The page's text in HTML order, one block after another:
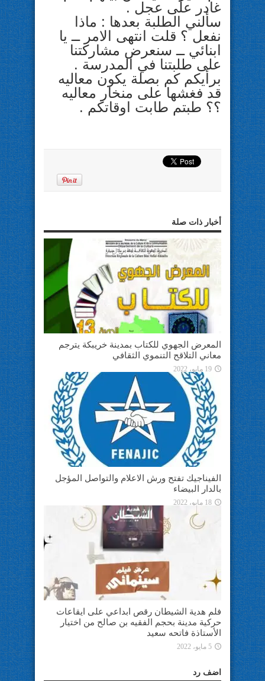
غادر على عجل .
سألني الطلبة بعدها : ماذا
نفعل ؟ قلت انتهى الامر ــ يا
ابنائي ــ سنعرض مشاركتنا
على طلبتنا في المدرسة .
برأيكم كم بصلة يكون معاليه
قد فغشها على منخار معاليه
؟؟ طبتم طابت اوقاتكم .
أخبار ذات صلة
المعرض الجهوي للكتاب بمدينة خريبكة يترجم
معاني التلاقح التنموي الثقافي
19 مايو، 2022
الفيناجيك تفتح ورش الاعلام والتواصل المؤجل
بالدار البيضاء
18 مايو، 2022
فلم هدية الشيطان رقص ابداعي على ايقاعات
حركية مدينة بحجم الفقيه بن صالح من اختيار
الأستاذة فاتحه سعيد
5 مايو، 2022
اضف رد